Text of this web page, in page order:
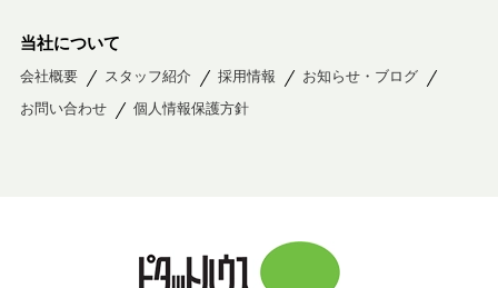
当社について
会社概要 スタッフ紹介 採用情報
お知らせ・ブログ
お問い合わせ
個人情報保護方針